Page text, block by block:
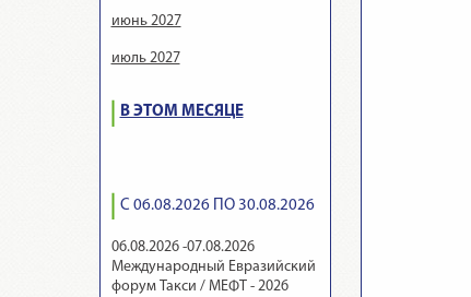
июнь 2027
июль 2027
В ЭТОМ МЕСЯЦЕ
С 06.08.2026 ПО 30.08.2026
06.08.2026 -07.08.2026
Международный Евразийский
форум Такси / МЕФТ - 2026